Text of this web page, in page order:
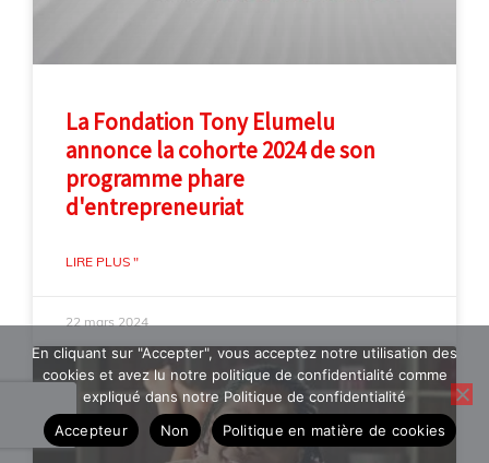
La Fondation Tony Elumelu
annonce la cohorte 2024 de son
programme phare
d'entrepreneuriat
LIRE PLUS "
22 mars 2024
En cliquant sur "Accepter", vous acceptez notre utilisation des
cookies et avez lu notre politique de confidentialité comme
expliqué dans notre Politique de confidentialité
Accepteur
Non Politique en matière de cookies